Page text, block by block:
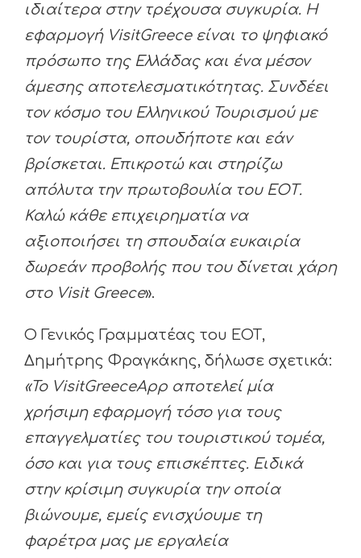
ιδιαίτερα στην τρέχουσα συγκυρία. Η
εφαρμογή VisitGreece είναι το ψηφιακό
πρόσωπο της Ελλάδας και ένα μέσον
άμεσης αποτελεσματικότητας. Συνδέει
τον κόσμο του Ελληνικού Τουρισμού με
τον τουρίστα, οπουδήποτε και εάν
βρίσκεται. Επικροτώ και στηρίζω
απόλυτα την πρωτοβουλία του ΕΟΤ.
Καλώ κάθε επιχειρηματία να
αξιοποιήσει τη σπουδαία ευκαιρία
δωρεάν προβολής που του δίνεται χάρη
στο Visit Greece».
Ο Γενικός Γραμματέας του ΕΟΤ,
Δημήτρης Φραγκάκης, δήλωσε σχετικά:
«Το VisitGreeceApp αποτελεί μία
χρήσιμη εφαρμογή τόσο για τους
επαγγελματίες του τουριστικού τομέα,
όσο και για τους επισκέπτες. Ειδικά
στην κρίσιμη συγκυρία την οποία
βιώνουμε, εμείς ενισχύουμε τη
φαρέτρα μας με εργαλεία